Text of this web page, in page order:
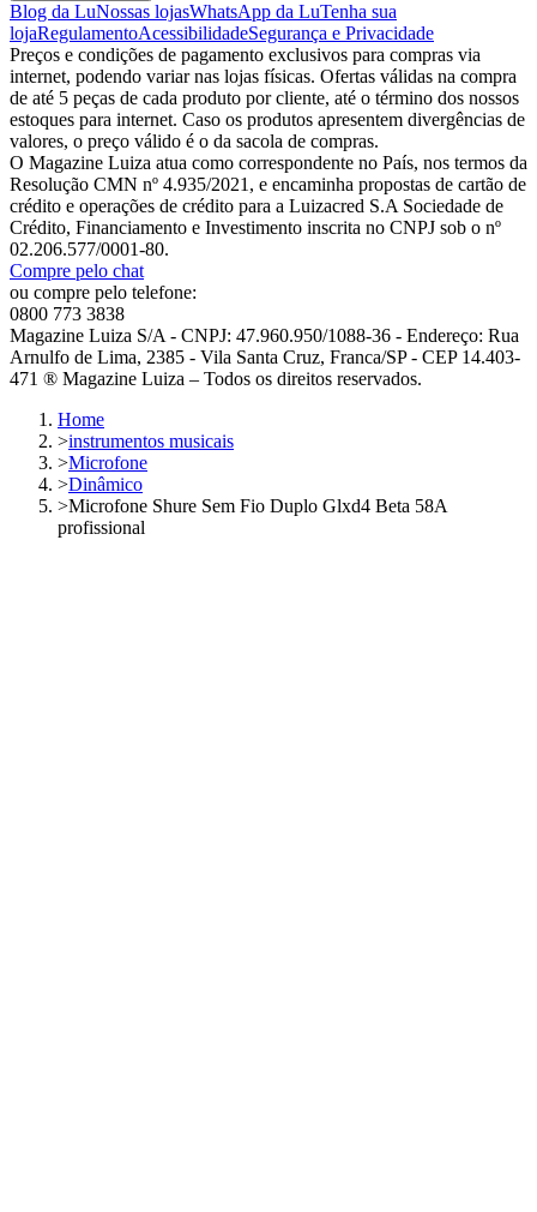
Blog da LuNossas lojasWhatsApp da LuTenha sua
lojaRegulamentoAcessibilidadeSegurança e Privacidade
Preços e condições de pagamento exclusivos para compras via
internet, podendo variar nas lojas físicas. Ofertas válidas na compra
de até 5 peças de cada produto por cliente, até o término dos nossos
estoques para internet. Caso os produtos apresentem divergências de
valores, o preço válido é o da sacola de compras.
O Magazine Luiza atua como correspondente no País, nos termos da
Resolução CMN nº 4.935/2021, e encaminha propostas de cartão de
crédito e operações de crédito para a Luizacred S.A Sociedade de
Crédito, Financiamento e Investimento inscrita no CNPJ sob o nº
02.206.577/0001-80.
Compre pelo chat
ou compre pelo telefone:
0800 773 3838
Magazine Luiza S/A - CNPJ: 47.960.950/1088-36 - Endereço: Rua
Arnulfo de Lima, 2385 - Vila Santa Cruz, Franca/SP - CEP 14.403-
471 ® Magazine Luiza – Todos os direitos reservados.
Home
>instrumentos musicais
>Microfone
>Dinâmico
>Microfone Shure Sem Fio Duplo Glxd4 Beta 58A
profissional